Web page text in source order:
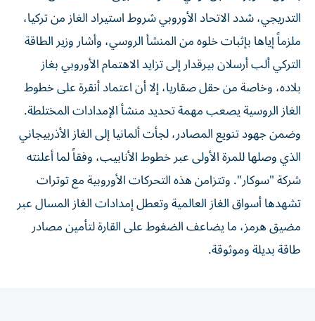
التدريجي، شدد الاتحاد الأوروبي شروط استيراد الغاز من تركيا،
ملزماً إياها بإثبات خلوه من المنشأ الروسي، وأشار وزير الطاقة
التركي ألب أرسلان بيرقدار إلى تزايد الاهتمام الأوروبي بغاز
بلاده، وخاصة من حقل صقاريا، إلا أن اعتماد أنقرة على خطوط
الغاز الروسية يصعب مهمة تحديد منشأ الإمدادات المختلطة.
وضمن جهود تنويع المصادر، لجأت ألمانيا إلى الغاز الأذربيجاني
الذي وصلها للمرة الأولى عبر خطوط الأنابيب، وفقاً لما أعلنته
شركة "سوكار". وتتزامن هذه التحركات الأوروبية مع توترات
تشهدها أسواق الغاز العالمية وتعطل إمدادات الغاز المسال عبر
مضيق هرمز، ما يضاعف الضغوط على القارة لتأمين مصادر
طاقة بديلة وموثوقة.